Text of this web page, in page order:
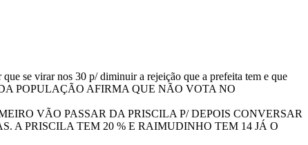
se virar nos 30 p/ diminuir a rejeição que a prefeita tem e que
DA POPULAÇÃO AFIRMA QUE NÃO VOTA NO
VÃO PASSAR DA PRISCILA P/ DEPOIS CONVERSAR
A PRISCILA TEM 20 % E RAIMUDINHO TEM 14 JÁ O